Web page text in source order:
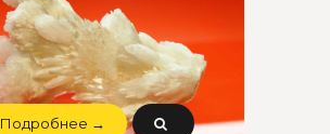
Подробнее →